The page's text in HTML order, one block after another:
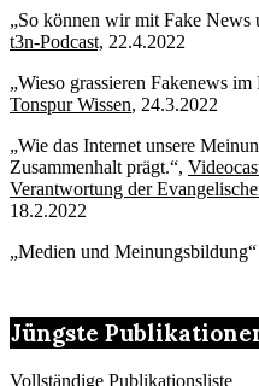
„So können wir mit Fake News
t3n-Podcast, 22.4.2022
„Wieso grassieren Fakenews im
Tonspur Wissen, 24.3.2022
„Wie das Internet unsere
Zusammenhalt prägt.“,
Verantwortung der
18.2.2022
„Medien und
Jüngste
Vollständige Publikationsliste